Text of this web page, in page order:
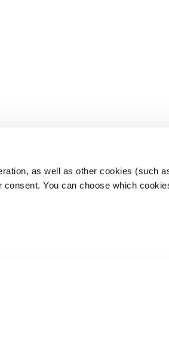
as well as other cookies (such
You can choose which